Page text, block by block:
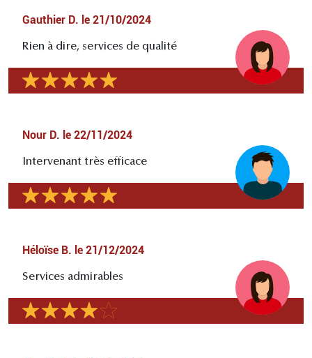
Gauthier D. le 21/10/2024
Rien à dire, services de qualité
Nour D. le 22/11/2024
Intervenant très efficace
Héloïse B. le 21/12/2024
Services admirables